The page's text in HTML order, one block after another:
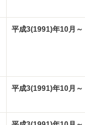
平成3(1991)年10月～
平成3(1991)年10月～